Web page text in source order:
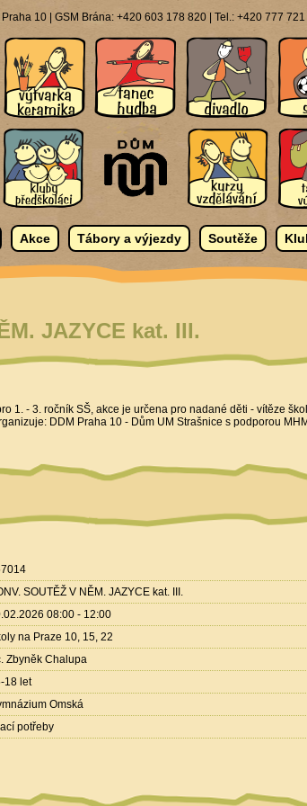
10 | GSM Brána: +420 603 178 820 | Tel.: +420 777 721
Akce Tábory a výjezdy Soutěže
JAZYCE kat. III.
1. - 3. ročník SŠ, akce je určena pro nadané děti - vítěze
DDM Praha 10 - Dům UM Strašnice s podporou
SOUTĚŽ V NĚM. JAZYCE kat. III.
08:00 - 12:00
na Praze 10, 15, 22
Zbyněk Chalupa
18 let
Omská
potřeby